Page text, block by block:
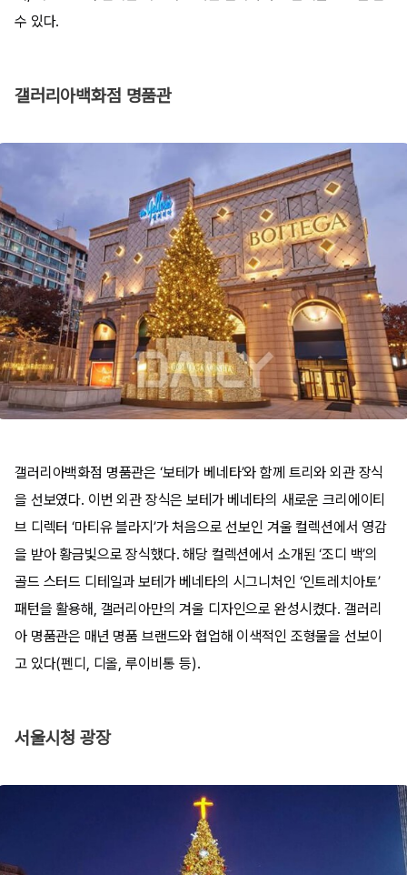
수 있다.​
갤러리아백화점 명품관
갤러리아백화점 명품관은 ‘보테가 베네타’와 함께 트리와 외관 장식
을 선보였다. 이번 외관 장식은 보테가 베네타의 새로운 크리에이티
브 디렉터 ‘마티유 블라지’가 처음으로 선보인 겨울 컬렉션에서 영감
을 받아 황금빛으로 장식했다. 해당 컬렉션에서 소개된 ‘조디 백’의
골드 스터드 디테일과 보테가 베네타의 시그니처인 ‘인트레치아토’
패턴을 활용해, 갤러리아만의 겨울 디자인으로 완성시켰다. 갤러리
아 명품관은 매년 명품 브랜드와 협업해 이색적인 조형물을 선보이
고 있다(펜디, 디올, 루이비통 등).
서울시청 광장